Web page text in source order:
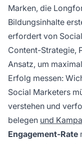
Marken, die
Bildungsinhalte
erfordert von
Content-Strategie,
Ansatz, um
Erfolg messen:
Social Marketers
verstehen und
belegen und
Engagement-Rate